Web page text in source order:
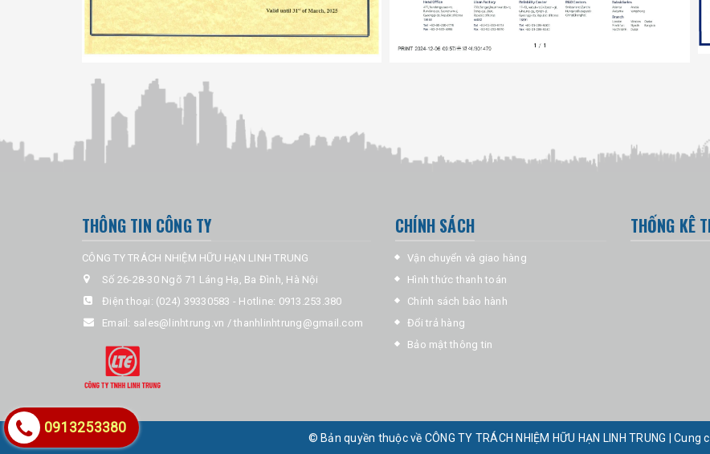
THÔNG TIN CÔNG TY
CÔNG TY TRÁCH NHIỆM HỮU HẠN LINH TRUNG
Số 26-28-30 Ngõ 71 Láng Hạ, Ba Đình, Hà Nội
Điện thoại: (024) 39330583 - Hotline: 0913.253.380
Email: sales@linhtrung.vn / thanhlinhtrung@gmail.com
CHÍNH SÁCH
Vận chuyển và giao hàng
Hình thức thanh toán
Chính sách bảo hành
Đổi trả hàng
Bảo mật thông tin
THỐNG KÊ
© Bản quyền thuộc về CÔNG TY TRÁCH NHIỆM HỮU HẠN LINH TRUNG | Cung
0913253380